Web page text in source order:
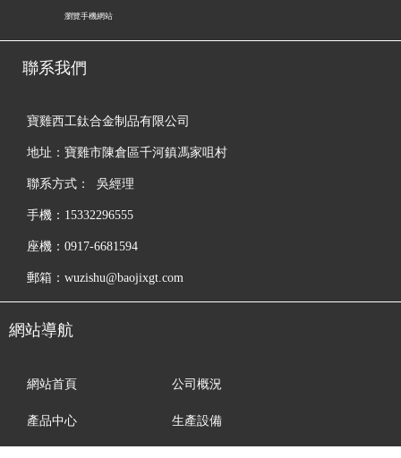
瀏覽手機網站
聯系我們
寶雞西工鈦合金制品有限公司
地址：寶雞市陳倉區千河鎮馮家咀村
聯系方式： 吳經理
手機：15332296555
座機：0917-6681594
郵箱：wuzishu@baojixgt.com
網站導航
網站首頁 公司概況
產品中心 生產設備